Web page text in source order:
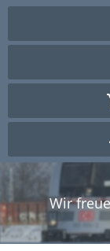
Wir
Wir